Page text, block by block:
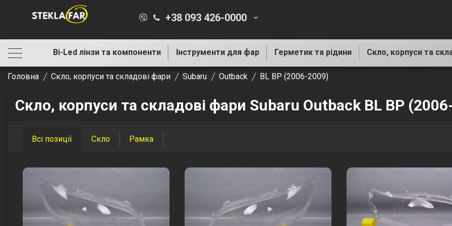
+38 093 426-0000 keyboard_arrow_down
Bi-Led лінзи та компоненти Інструменти для фар Герметик та рідини Скло, корпуси та
Головна Скло, корпуси та складові фари Subaru Outback BL BP (2006-2009)
Скло, корпуси та складові фари Subaru Outback BL BP
Всі позиції Скло Рамка